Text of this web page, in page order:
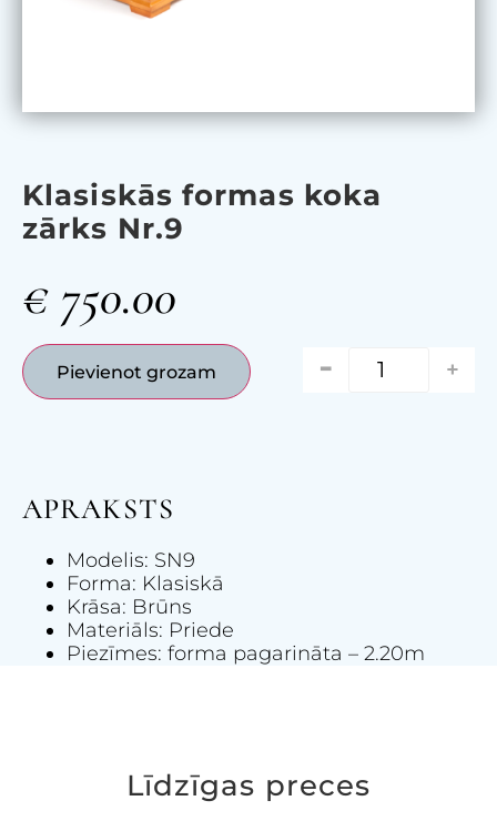
Klasiskās formas koka
zārks Nr.9
€ 750.00
- +
Pievienot grozam
APRAKSTS
Modelis: SN9
Forma: Klasiskā
Krāsa: Brūns
Materiāls: Priede
Piezīmes: forma pagarināta – 2.20m
Līdzīgas preces